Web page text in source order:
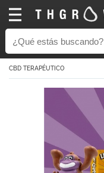
CBD TERAPÉUTICO